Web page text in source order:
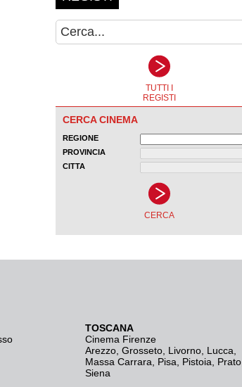
TOSCANA
Cinema Firenze
Arezzo Grosseto Livorno Lucca
Massa Carrara
Pisa Pistoia Prato
Siena